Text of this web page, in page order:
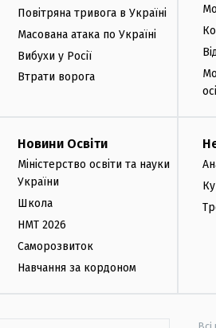
Повітряна тривога в Україні
Масована атака по Україні
Вибухи у Росії
Втрати ворога
Новини Освіти
Міністерство освіти та науки
України
Школа
НМТ 2026
Саморозвиток
Навчання за кордоном